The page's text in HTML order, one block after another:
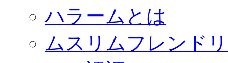
ハラームとは
ムスリムフレンド